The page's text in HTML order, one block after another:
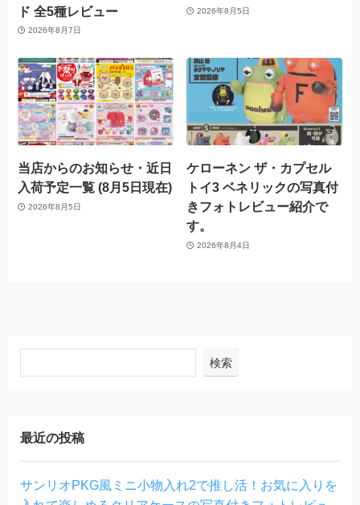
ド 全5種レビュー
2026年8月7日
2026年8月5日
当店からのお知らせ・近日
入荷予定一覧 (8月5日現在)
2026年8月5日
ケローネン ザ・カプセル
トイ3 ベネリックの写真付
きフォトレビュー紹介で
す。
2026年8月4日
検索
最近の投稿
サンリオPKG風ミニ小物入れ2で推し活！お気に入りを